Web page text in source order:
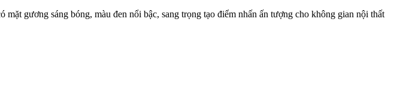
gương sáng bóng, màu đen nổi bậc, sang trọng tạo điểm nhấn ấn tượng cho không gian nội thất